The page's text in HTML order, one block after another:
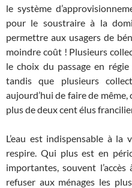
le système
pour le soustraire à la
permettre aux usagers de
moindre coût ! Plusieurs
le choix du passage en
tandis que plusieurs
aujourd’hui de faire de même,
plus de deux cent élus
L’eau est indispensable à la
respire. Qui plus est en
importantes, souvent
refuser aux ménages les